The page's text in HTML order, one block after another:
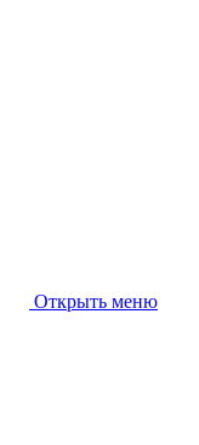
Открыть меню